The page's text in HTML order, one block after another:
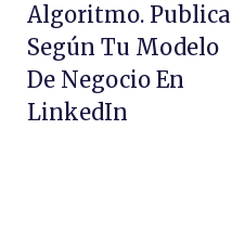
Algoritmo. Publica
Según Tu Modelo
De Negocio En
LinkedIn